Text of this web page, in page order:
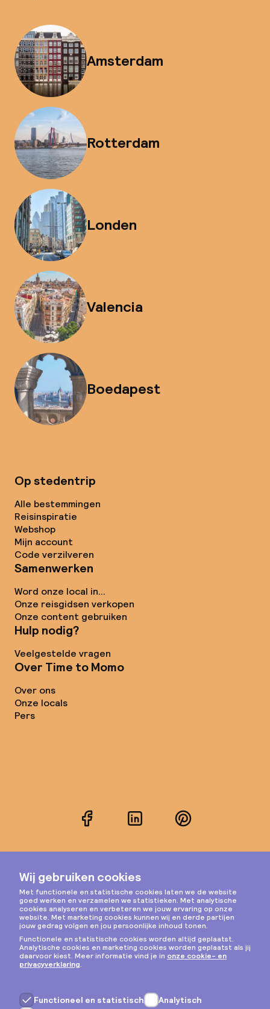
Amsterdam
Rotterdam
Londen
Valencia
Boedapest
Op stedentrip
Alle bestemmingen
Reisinspiratie
Webshop
Mijn account
Code verzilveren
Samenwerken
Word onze local in...
Onze reisgidsen verkopen
Onze content gebruiken
Hulp nodig?
Veelgestelde vragen
Over Time to Momo
Over ons
Onze locals
Pers
FacebookLinkedInPinterest
Instagram
Privacy & cookies
Algemene voorwaarden